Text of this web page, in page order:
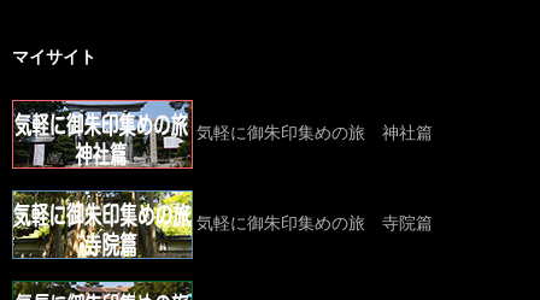
マイサイト
気軽に御朱印集めの旅 神社篇
気軽に御朱印集めの旅 寺院篇